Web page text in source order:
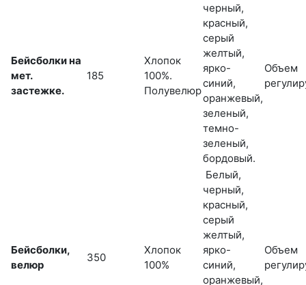
Бейсболки на
мет.
застежке.
185
Хлопок
100%.
Полувелюр
черный,
красный,
серый
желтый,
ярко-
синий,
оранжевый,
зеленый,
темно-
зеленый,
бордовый.
Объем
Бейсболки,
велюр
350
Хлопок
100%
Белый,
черный,
красный,
серый
желтый,
ярко-
синий,
оранжевый,
Объем